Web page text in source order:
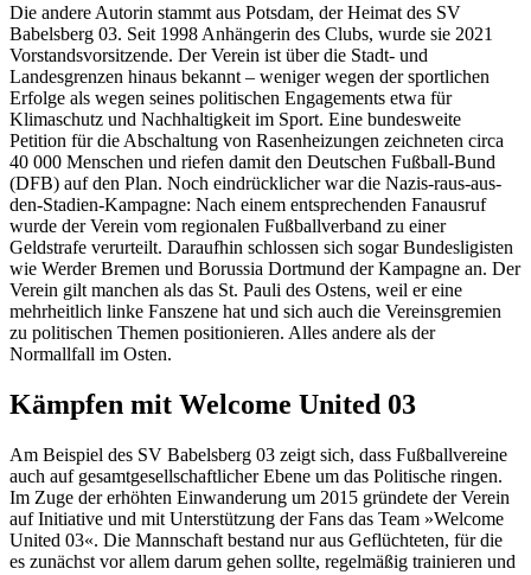
Die andere Autorin stammt aus Potsdam, der Heimat des SV
Babelsberg 03. Seit 1998 Anhängerin des Clubs, wurde sie 2021
Vorstandsvorsitzende. Der Verein ist über die Stadt- und
Landesgrenzen hinaus bekannt – weniger wegen der sportlichen
Erfolge als wegen seines politischen Engagements etwa für
Klimaschutz und Nachhaltigkeit im Sport. Eine bundesweite
Petition für die Abschaltung von Rasenheizungen zeichneten circa
40 000 Menschen und riefen damit den Deutschen Fußball-Bund
(DFB) auf den Plan. Noch eindrücklicher war die Nazis-raus-aus-
den-Stadien-Kampagne: Nach einem entsprechenden Fanausruf
wurde der Verein vom regionalen Fußballverband zu einer
Geldstrafe verurteilt. Daraufhin schlossen sich sogar Bundesligisten
wie Werder Bremen und Borussia Dortmund der Kampagne an. Der
Verein gilt manchen als das St. Pauli des Ostens, weil er eine
mehrheitlich linke Fanszene hat und sich auch die Vereinsgremien
zu politischen Themen positionieren. Alles andere als der
Normallfall im Osten.
Kämpfen mit Welcome United 03
Am Beispiel des SV Babelsberg 03 zeigt sich, dass Fußballvereine
auch auf gesamtgesellschaftlicher Ebene um das Politische ringen.
Im Zuge der erhöhten Einwanderung um 2015 gründete der Verein
auf Initiative und mit Unterstützung der Fans das Team »Welcome
United 03«. Die Mannschaft bestand nur aus Geflüchteten, für die
es zunächst vor allem darum gehen sollte, regelmäßig trainieren und